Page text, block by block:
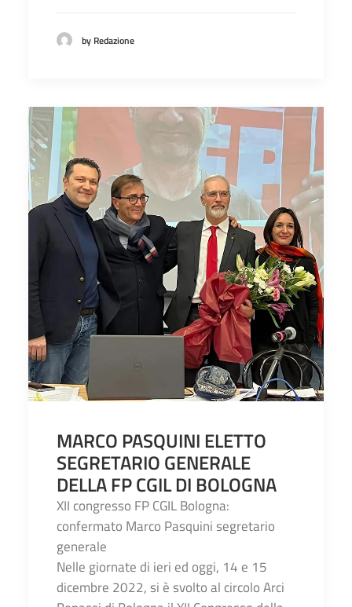
by Redazione
MARCO PASQUINI ELETTO
SEGRETARIO GENERALE
DELLA FP CGIL DI BOLOGNA
XII congresso FP CGIL Bologna:
confermato Marco Pasquini segretario
generale
Nelle giornate di ieri ed oggi, 14 e 15
dicembre 2022, si è svolto al circolo Arci